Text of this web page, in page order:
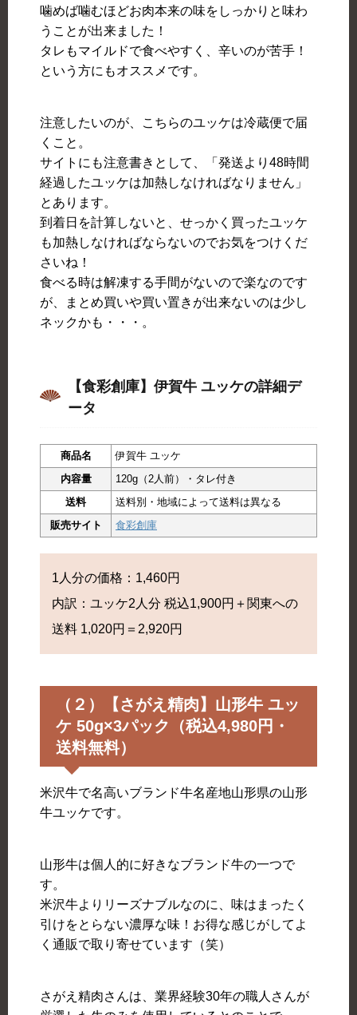
噛めば噛むほどお肉本来の味をしっかりと味わ
うことが出来ました！
タレもマイルドで食べやすく、辛いのが苦手！
という方にもオススメです。
注意したいのが、こちらのユッケは冷蔵便で届
くこと。
サイトにも注意書きとして、「発送より48時間
経過したユッケは加熱しなければなりません」
とあります。
到着日を計算しないと、せっかく買ったユッケ
も加熱しなければならないのでお気をつけくだ
さいね！
食べる時は解凍する手間がないので楽なのです
が、まとめ買いや買い置きが出来ないのは少し
ネックかも・・・。
【食彩創庫】伊賀牛 ユッケの詳細デ
ータ
商品名
伊賀牛 ユッケ
内容量
120g（2人前）・タレ付き
送料
送料別・地域によって送料は異なる
販売サイト
食彩創庫
1人分の価格：1,460円
内訳：ユッケ2人分 税込1,900円＋関東への
送料 1,020円＝2,920円
（２）【さがえ精肉】山形牛 ユッ
ケ 50g×3パック（税込4,980円・
送料無料）
米沢牛で名高いブランド牛名産地山形県の山形
牛ユッケです。
山形牛は個人的に好きなブランド牛の一つで
す。
米沢牛よりリーズナブルなのに、味はまったく
引けをとらない濃厚な味！お得な感じがしてよ
く通販で取り寄せています（笑）
さがえ精肉さんは、業界経験30年の職人さんが